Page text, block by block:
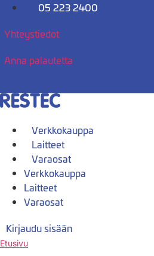
Mene
05 223 2400
Yhteystiedot
Anna palautetta
Verkkokauppa
Laitteet
Varaosat
Verkkokauppa
Laitteet
Varaosat
Kirjaudu sisään
Etusivu